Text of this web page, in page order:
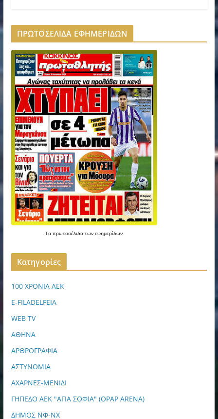
ΠΡΩΤΟΣΕΛΙΔΑ ΕΦΗΜΕΡΙΔΩΝ
Ταπρωτοσέλιδατωνεφημερίδων
Kατηγορίες
100 ΧΡΟΝΙΑ ΑΕΚ
E-FILADELFEIA
WEB TV
ΑΘΗΝΑ
ΑΡΘΡΟΓΡΑΦΙΑ
ΑΣΤΥΝΟΜΙΑ
ΑΧΑΡΝΕΣ-ΜΕΝΙΔΙ
ΓΗΠΕΔΟ ΑΕΚ "ΑΓΙΑ ΣΟΦΙΑ" (OPAP ARENA)
ΔΗΜΟΣ ΝΦ-ΝΧ